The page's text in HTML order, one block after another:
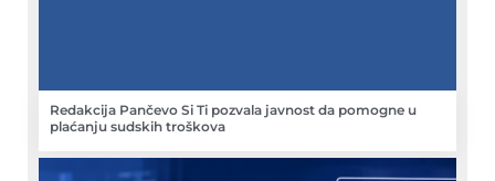
Redakcija Pančevo Si Ti pozvala javnost da pomogne u
plaćanju sudskih troškova